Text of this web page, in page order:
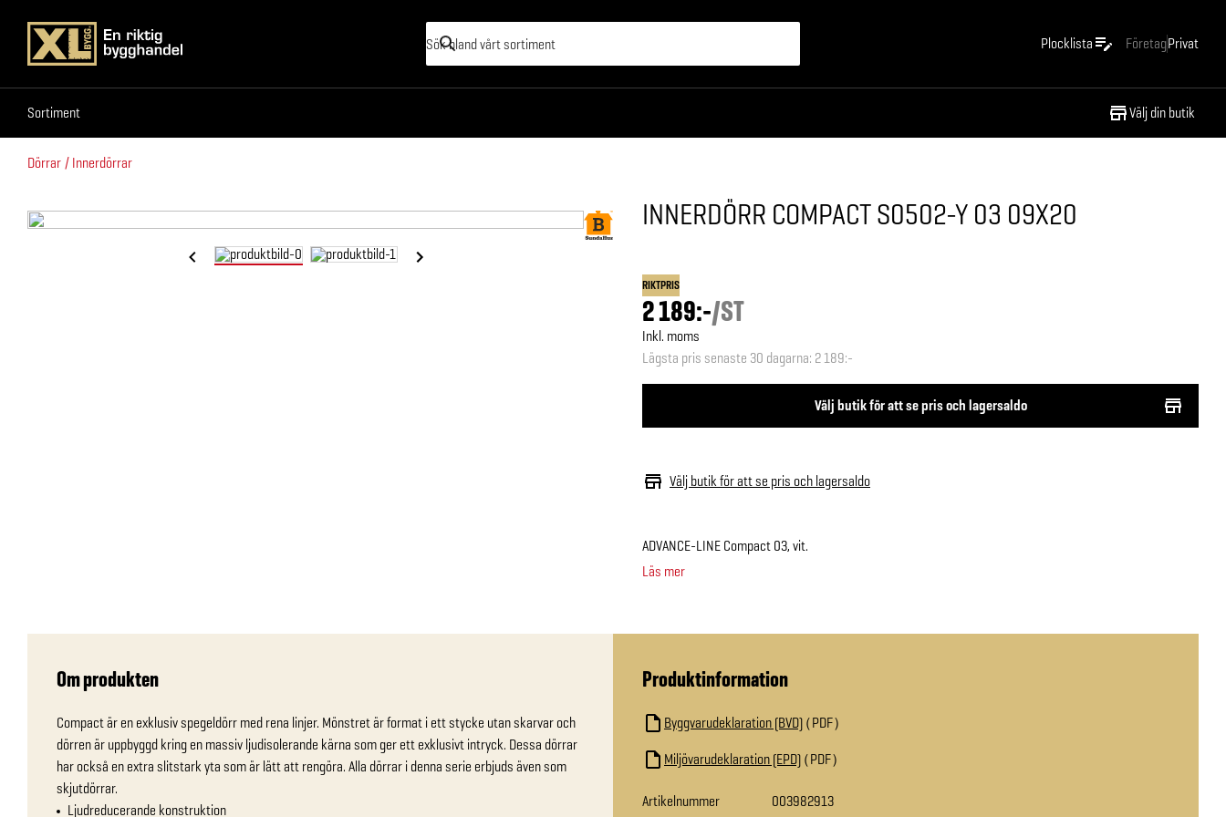
Plocklista FöretagPrivat
Sortiment Välj din butik
Sortiment
Dörrar Innerdörrar
INNERDÖRR COMPACT S0502-Y 03 09X20
RIKTPRIS
2 189:-/ST
Inkl. moms
Lägsta pris senaste 30 dagarna: 2 189:-
Välj butik för att se pris och lagersaldo
Välj butik för att se pris och lagersaldo
ADVANCE-LINE Compact 03, vit.
Läs mer
Om produkten
Compact är en exklusiv spegeldörr med rena linjer. Mönstret är format i ett stycke utan skarvar och
dörren är uppbyggd kring en massiv ljudisolerande kärna som ger ett exklusivt intryck. Dessa dörrar
har också en extra slitstark yta som är lätt att rengöra. Alla dörrar i denna serie erbjuds även som
skjutdörrar.
Ljudreducerande konstruktion
Produktinformation
Byggvarudeklaration (BVD) PDF
Miljövarudeklaration (EPD) PDF
Artikelnummer
003982913